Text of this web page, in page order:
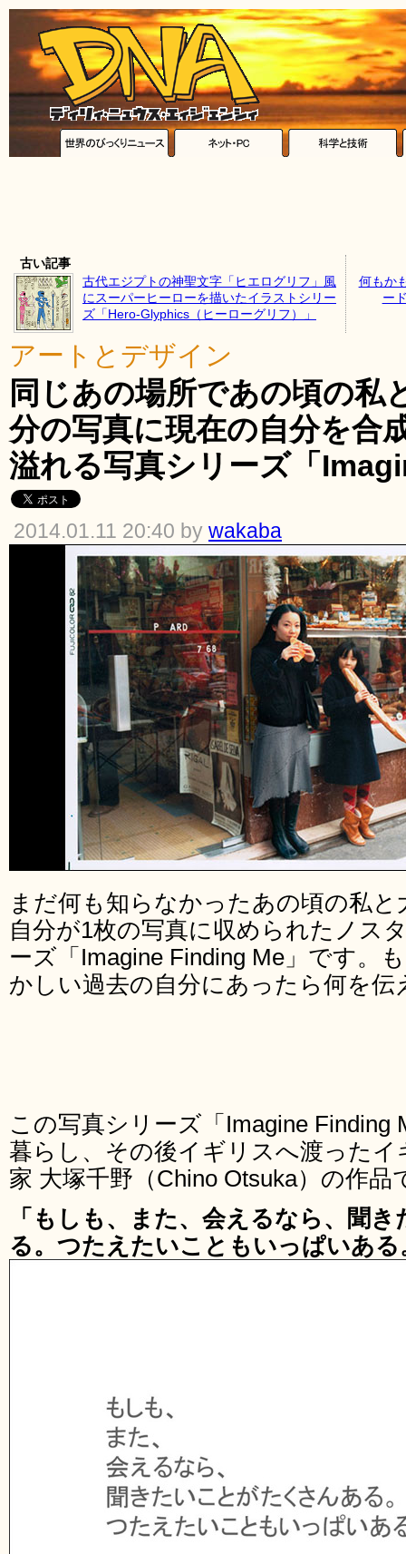
古い記事
古代エジプトの神聖文字「ヒエログリフ」風
にスーパーヒーローを描いたイラストシリー
ズ「Hero-Glyphics（ヒーローグリフ）」
何もか
ー
アートとデザイン
同じあの場所であの頃の私
分の写真に現在の自分を合
溢れる写真シリーズ「
2014.01.11 20:40 by wakaba
まだ何も知らなかったあの頃の私
自分が1枚の写真に収められたノス
ーズ「Imagine Finding Me」です。
かしい過去の自分にあったら何を伝
この写真シリーズ「Imagine Finding
暮らし、その後イギリスへ渡ったイ
家 大塚千野（Chino Otsuka）の作品
「もしも、また、会えるなら、聞
る。つたえたいこともいっぱいある